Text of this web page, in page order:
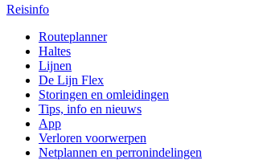
Reisinfo
Routeplanner
Haltes
Lijnen
De Lijn Flex
Storingen en omleidingen
Tips, info en nieuws
App
Verloren voorwerpen
Netplannen en perronindelingen